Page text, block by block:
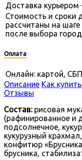
Доставка курьером
Стоимость и сроки
рассчитаны на
после выбора
Оплата
Онлайн: картой,
Описание Как купить
Отзывы
Состав:рисовая
(рафинированное и
подсолнечное,
кукурузный
конфитюр
брусника,